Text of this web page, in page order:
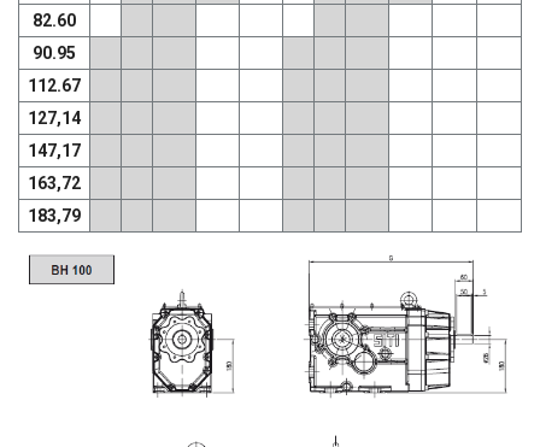
82.60
90.95
112.67
127,14
147,17
163,72
183,79